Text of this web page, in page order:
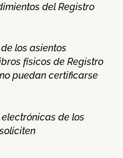
del Registro
los asientos
físicos de Registro
puedan certificarse
de los